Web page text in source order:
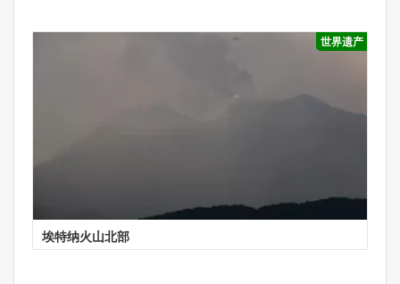
世界遗产
埃特纳火山北部